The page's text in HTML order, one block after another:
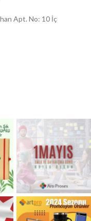
Apt. No: 10 İç